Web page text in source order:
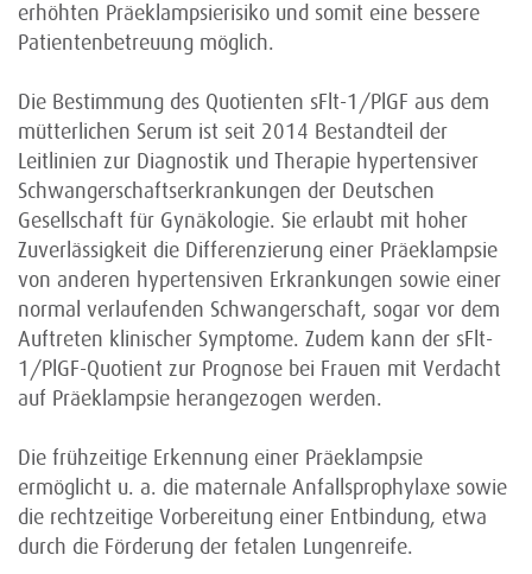
erhöhten Präeklampsie­risiko und somit eine bessere
Patienten­betreuung möglich.
Die Bestimmung des Quotienten sFlt-1/PlGF aus dem
mütterlichen Serum ist seit 2014 Bestandteil der
Leitlinien zur Diagnostik und Therapie hypertensiver
Schwangerschafts­erkrankungen der Deutschen
Gesellschaft für Gynäkologie. Sie erlaubt mit hoher
Zuverlässigkeit die Differenzierung einer Präeklampsie
von anderen hypertensiven Erkrankungen sowie einer
normal verlaufenden Schwangerschaft, sogar vor dem
Auftreten klinischer Symptome. Zudem kann der sFlt-
1/PlGF-Quotient zur Prognose bei Frauen mit Verdacht
auf Präeklampsie herangezogen werden.
Die frühzeitige Erkennung einer Präeklampsie
ermöglicht u. a. die maternale Anfalls­prophylaxe sowie
die rechtzeitige Vorbereitung einer Entbindung, etwa
durch die Förderung der fetalen Lungenreife.